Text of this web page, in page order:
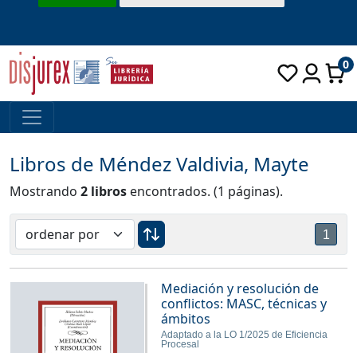
0
Libros de Méndez Valdivia, Mayte
Mostrando 2 libros encontrados. (1 páginas).
1
Mediación y resolución de
conflictos: MASC, técnicas y
ámbitos
Adaptado a la LO 1/2025 de Eficiencia
Procesal